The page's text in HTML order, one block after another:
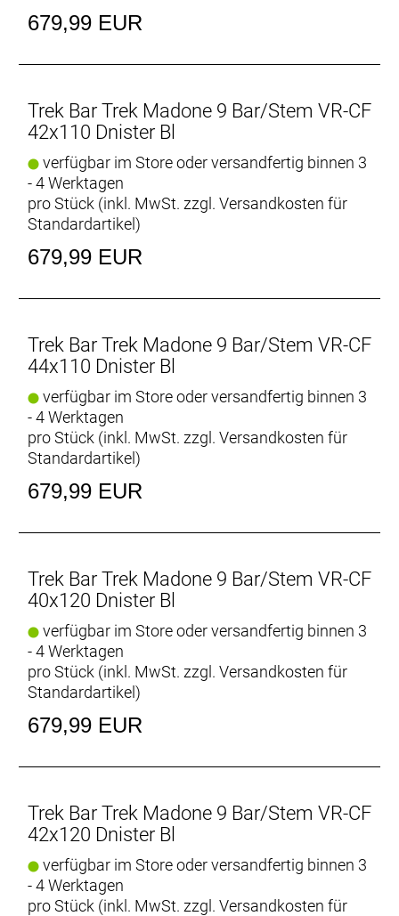
679,99 EUR
Trek Bar Trek Madone 9 Bar/Stem VR-CF
42x110 Dnister Bl
verfügbar im Store oder versandfertig binnen 3
- 4 Werktagen
pro Stück (inkl. MwSt. zzgl. Versandkosten für
Standardartikel)
679,99 EUR
Trek Bar Trek Madone 9 Bar/Stem VR-CF
44x110 Dnister Bl
verfügbar im Store oder versandfertig binnen 3
- 4 Werktagen
pro Stück (inkl. MwSt. zzgl. Versandkosten für
Standardartikel)
679,99 EUR
Trek Bar Trek Madone 9 Bar/Stem VR-CF
40x120 Dnister Bl
verfügbar im Store oder versandfertig binnen 3
- 4 Werktagen
pro Stück (inkl. MwSt. zzgl. Versandkosten für
Standardartikel)
679,99 EUR
Trek Bar Trek Madone 9 Bar/Stem VR-CF
42x120 Dnister Bl
verfügbar im Store oder versandfertig binnen 3
- 4 Werktagen
pro Stück (inkl. MwSt. zzgl. Versandkosten für